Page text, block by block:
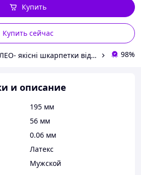
Купить сейчас
Купить
Продавец Шкарпетки ЛЕО- якісні шкарпетки від Українського виробника 98%
и описание
195 мм
56 мм
0.06 мм
Латекс
Мужской